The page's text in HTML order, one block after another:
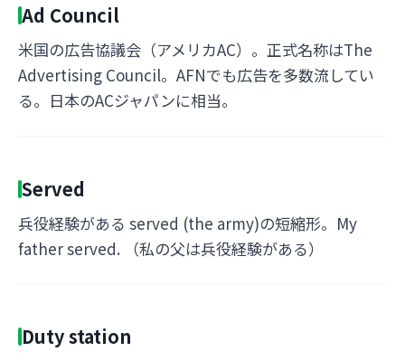
Ad Council
米国の広告協議会（アメリカAC）。正式名称はThe
Advertising Council。AFNでも広告を多数流してい
る。日本のACジャパンに相当。
Served
兵役経験がある served (the army)の短縮形。My
father served. （私の父は兵役経験がある）
Duty station